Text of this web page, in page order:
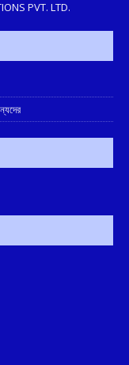
PVT. LTD.